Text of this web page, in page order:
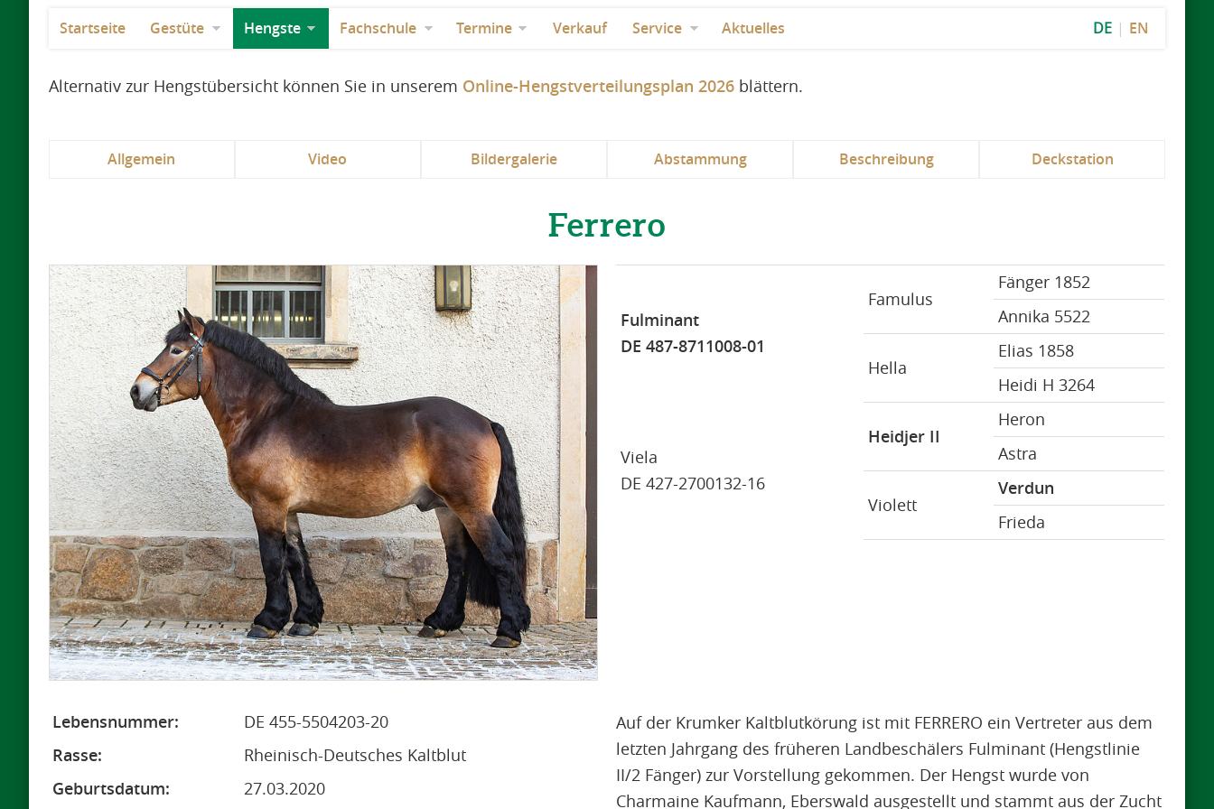
Startseite Gestüte Hengste Fachschule Termine Verkauf Service Aktuelles EN
DE
Alternativ zur Hengstübersicht können Sie in unserem Online-Hengstverteilungsplan 2026 blättern.
Allgemein Video Bildergalerie Abstammung Beschreibung Deckstation
Ferrero
Fulminant
DE 487-8711008-01
Famulus
Fänger 1852
Annika 5522
Hella
Elias 1858
Heidi H 3264
Viela
DE 427-2700132-16
Heidjer II
Heron
Astra
Violett
Verdun
Frieda
Lebensnummer:
DE 455-5504203-20
Rasse:
Rheinisch-Deutsches Kaltblut
Geburtsdatum:
27.03.2020
Auf der Krumker Kaltblutkörung ist mit FERRERO ein Vertreter aus dem
letzten Jahrgang des früheren Landbeschälers Fulminant (Hengstlinie
II/2 Fänger) zur Vorstellung gekommen. Der Hengst wurde von
Charmaine Kaufmann, Eberswald ausgestellt und stammt aus der Zucht